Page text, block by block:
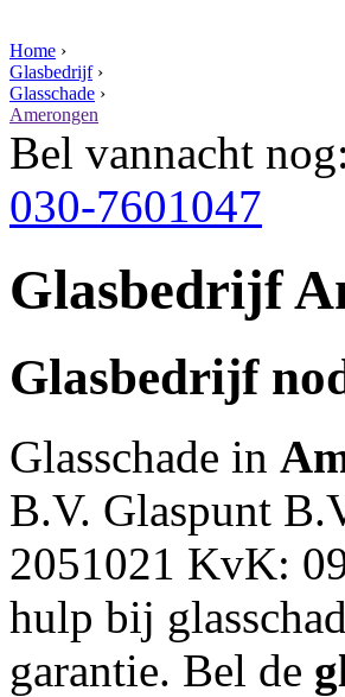
Home ›
Glasbedrijf›
Glasschade ›
Amerongen
Bel vannacht nog:
030-7601047
Glasbedrijf
Glasbedrijf
Glasschade in
B.V. Glaspunt
2051021 KvK:
hulp bij
garantie. Bel de